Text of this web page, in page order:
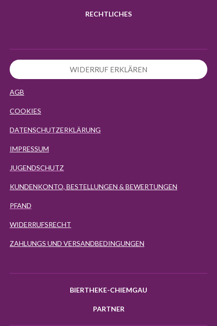
RECHTLICHES
WIDERRUF ERKLÄREN
AGB
COOKIES
DATENSCHUTZERKLÄRUNG
IMPRESSUM
JUGENDSCHUTZ
KUNDENKONTO, BESTELLUNGEN & BEWERTUNGEN
PFAND
WIDERRUFSRECHT
ZAHLUNGS UND VERSANDBEDINGUNGEN
BIERTHEKE-CHIEMGAU
PARTNER